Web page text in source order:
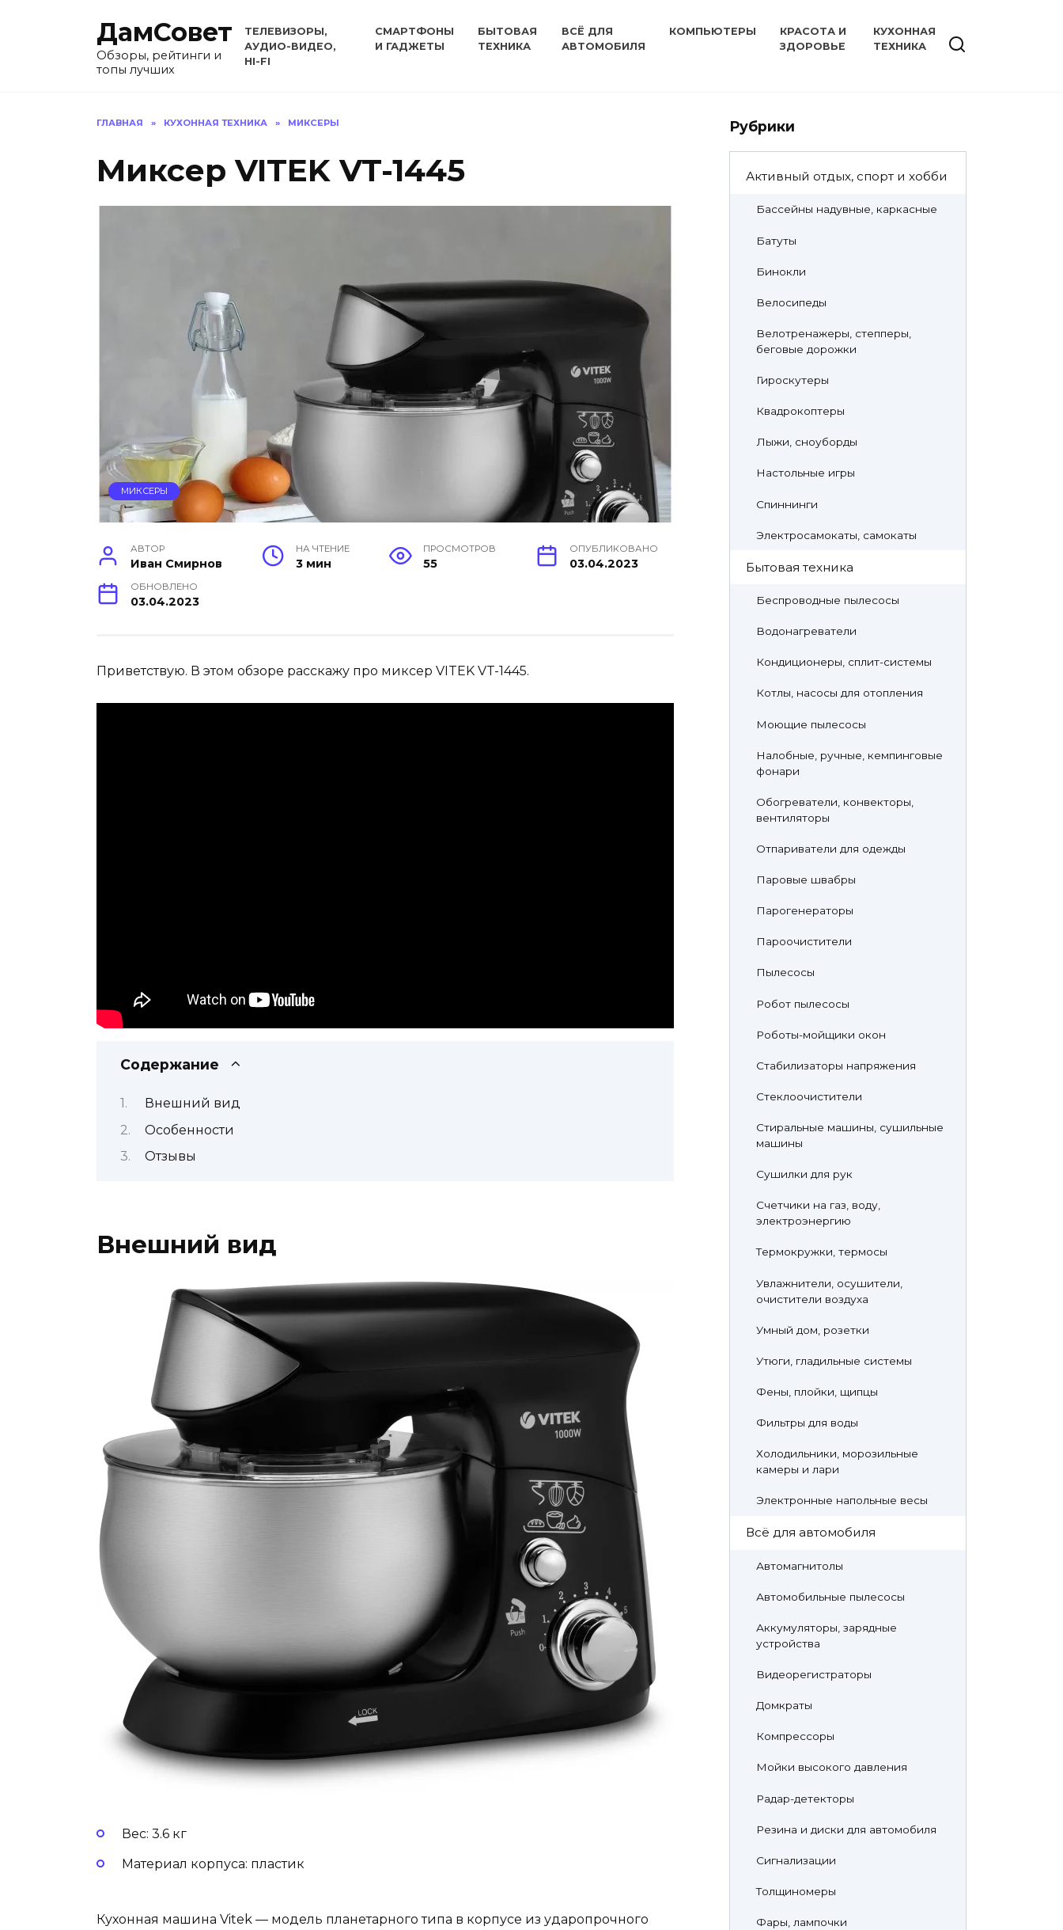
ДамСовет
Обзоры, рейтинги и
топы лучших
ТЕЛЕВИЗОРЫ,
АУДИО-ВИДЕО,
HI-FI
СМАРТФОНЫ
И ГАДЖЕТЫ
БЫТОВАЯ
ТЕХНИКА
ВСЁ ДЛЯ
АВТОМОБИЛЯ
КОМПЬЮТЕРЫ
КРАСОТА И
ЗДОРОВЬЕ
КУХОННАЯ
ТЕХНИКА
ГЛАВНАЯ » КУХОННАЯ ТЕХНИКА » МИКСЕРЫ
Миксер VITEK VT-1445
МИКСЕРЫ
АВТОР
Иван Смирнов
НА ЧТЕНИЕ
3 мин
ПРОСМОТРОВ
55
ОПУБЛИКОВАНО
03.04.2023
ОБНОВЛЕНО
03.04.2023
Приветствую. В этом обзоре расскажу про миксер VITEK VT-1445.
Содержание
Внешний вид
Особенности
Отзывы
Внешний вид
Вес: 3.6 кг
Материал корпуса: пластик
Кухонная машина Vitek — модель планетарного типа в корпусе из ударопрочного
Рубрики
Активный отдых, спорт и хобби
Бассейны надувные, каркасные
Батуты
Бинокли
Велосипеды
Велотренажеры, степперы,
беговые дорожки
Гироскутеры
Квадрокоптеры
Лыжи, сноуборды
Настольные игры
Спиннинги
Электросамокаты, самокаты
Бытовая техника
Беспроводные пылесосы
Водонагреватели
Кондиционеры, сплит-системы
Котлы, насосы для отопления
Моющие пылесосы
Налобные, ручные, кемпинговые
фонари
Обогреватели, конвекторы,
вентиляторы
Отпариватели для одежды
Паровые швабры
Парогенераторы
Пароочистители
Пылесосы
Робот пылесосы
Роботы-мойщики окон
Стабилизаторы напряжения
Стеклоочистители
Стиральные машины, сушильные
машины
Сушилки для рук
Счетчики на газ, воду,
электроэнергию
Термокружки, термосы
Увлажнители, осушители,
очистители воздуха
Умный дом, розетки
Утюги, гладильные системы
Фены, плойки, щипцы
Фильтры для воды
Холодильники, морозильные
камеры и лари
Электронные напольные весы
Всё для автомобиля
Автомагнитолы
Автомобильные пылесосы
Аккумуляторы, зарядные
устройства
Видеорегистраторы
Домкраты
Компрессоры
Мойки высокого давления
Радар-детекторы
Резина и диски для автомобиля
Сигнализации
Толщиномеры
Фары, лампочки